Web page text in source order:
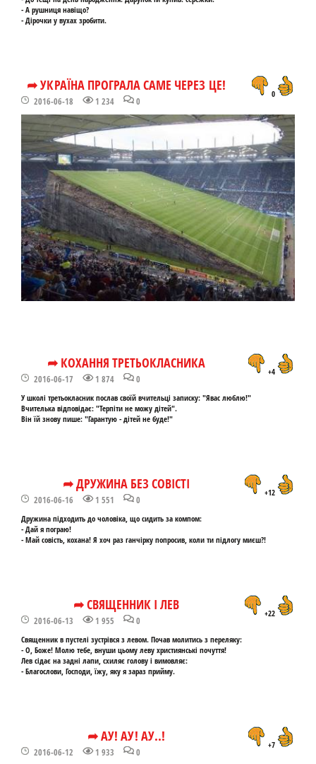
- А рушниця навіщо?
- Дірочки у вухах зробити.
➦ УКРАЇНА ПРОГРАЛА САМЕ ЧЕРЕЗ ЦЕ!
2016-06-18 1 234 0
0
➦ КОХАННЯ ТРЕТЬОКЛАСНИКА
2016-06-17 1 874 0
+4
У школі третьокласник послав своїй вчительці записку: "Явас люблю!"
Вчителька відповідає: "Терпіти не можу дітей".
Він їй знову пише: "Гарантую - дітей не буде!"
➦ ДРУЖИНА БЕЗ СОВІСТІ
2016-06-16 1 551 0
+12
Дружина підходить до чоловіка, що сидить за компом:
- Дай я пограю!
- Май совість, кохана! Я хоч раз ганчірку попросив, коли ти підлогу миєш?!
➦ СВЯЩЕННИК І ЛЕВ
2016-06-13 1 955 0
+22
Священник в пустелі зустрівся з левом. Почав молитись з переляку:
- О, Боже! Молю тебе, внуши цьому леву християнські почуття!
Лев сідає на задні лапи, схиляє голову і вимовляє:
- Благослови, Господи, їжу, яку я зараз прийму.
➦ АУ! АУ! АУ..!
2016-06-12 1 933 0
+7